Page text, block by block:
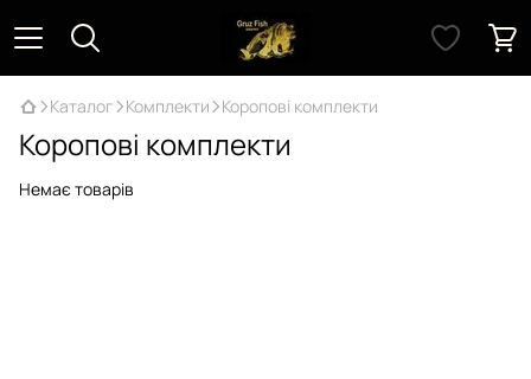
Каталог Комплекти Коропові комплекти
Коропові комплекти
Немає товарів